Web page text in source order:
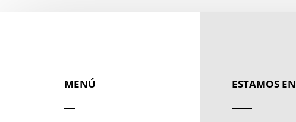
MENÚ ESTAMOS EN